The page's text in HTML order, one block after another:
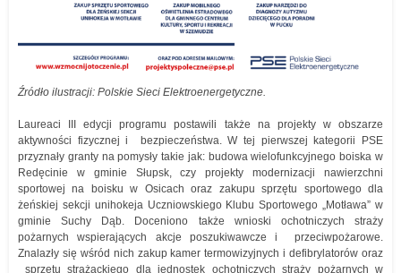
Źródło ilustracji: Polskie Sieci Elektroenergetyczne.
Laureaci III edycji programu postawili także na projekty w obszarze
aktywności fizycznej i bezpieczeństwa. W tej pierwszej kategorii PSE
przyznały granty na pomysły takie jak: budowa wielofunkcyjnego boiska w
Redęcinie w gminie Słupsk, czy projekty modernizacji nawierzchni
sportowej na boisku w Osicach oraz zakupu sprzętu sportowego dla
żeńskiej sekcji unihokeja Uczniowskiego Klubu Sportowego „Motława” w
gminie Suchy Dąb. Doceniono także wnioski ochotniczych straży
pożarnych wspierających akcje poszukiwawcze i przeciwpożarowe.
Znalazły się wśród nich zakup kamer termowizyjnych i defibrylatorów oraz
sprzętu strażackiego dla jednostek ochotniczych straży pożarnych w